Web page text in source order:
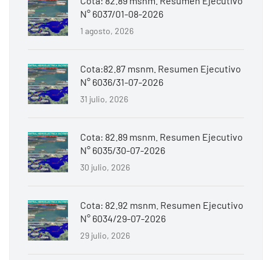
N° 6037/01-08-2026
1 agosto, 2026
Cota:82.87 msnm. Resumen Ejecutivo
N° 6036/31-07-2026
31 julio, 2026
Cota: 82.89 msnm. Resumen Ejecutivo
N° 6035/30-07-2026
30 julio, 2026
Cota: 82.92 msnm. Resumen Ejecutivo
N° 6034/29-07-2026
29 julio, 2026